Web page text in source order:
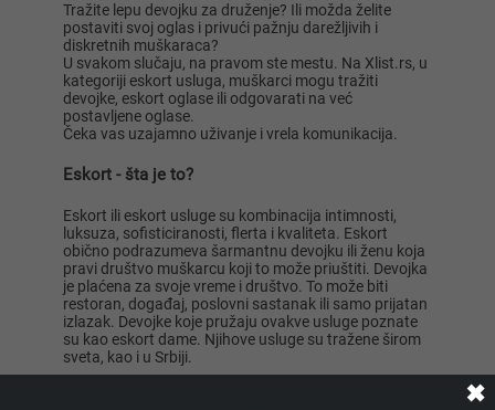
Lisa ..., 28
Teodo..., 43 Zanna, 42
Tražite lepu devojku za druženje? Ili možda želite
postaviti svoj oglas i privući pažnju darežljivih i
diskretnih muškaraca?
U svakom slučaju, na pravom ste mestu. Na Xlist.rs, u
kategoriji eskort usluga, muškarci mogu tražiti
devojke, eskort oglase ili odgovarati na već
postavljene oglase.
Čeka vas uzajamno uživanje i vrela komunikacija.
Eskort - šta je to?
Eskort ili eskort usluge su kombinacija intimnosti,
luksuza, sofisticiranosti, flerta i kvaliteta. Eskort
obično podrazumeva šarmantnu devojku ili ženu koja
pravi društvo muškarcu koji to može priuštiti. Devojka
je plaćena za svoje vreme i društvo. To može biti
restoran, događaj, poslovni sastanak ili samo prijatan
izlazak. Devojke koje pružaju ovakve usluge poznate
su kao eskort dame. Njihove usluge su tražene širom
sveta, kao i u Srbiji.
✖